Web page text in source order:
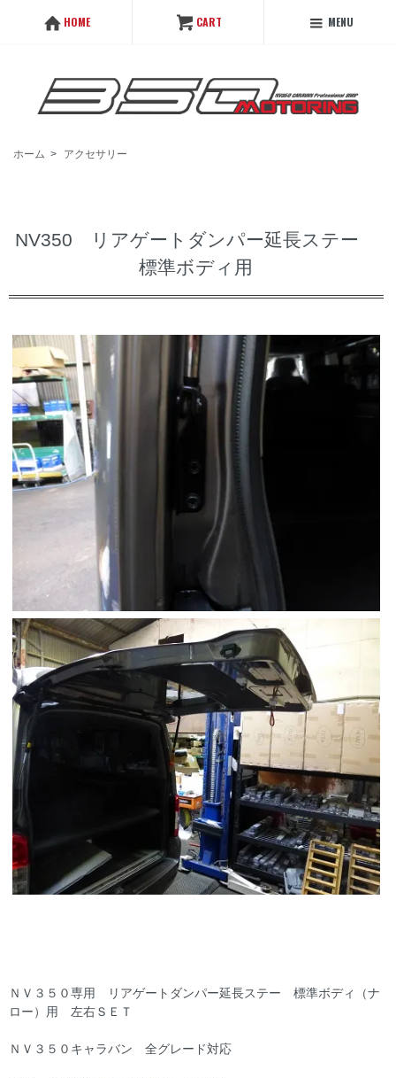
HOME CART MENU
ホーム > アクセサリー
NV350 リアゲートダンパー延長ステー
標準ボディ用
ＮＶ３５０専用 リアゲートダンパー延長ステー 標準ボディ（ナ
ロー）用 左右ＳＥＴ
ＮＶ３５０キャラバン 全グレード対応